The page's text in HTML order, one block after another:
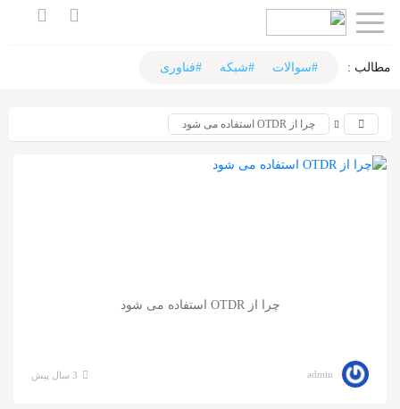
اشتراک
استفاده
از
خود
مطالب :‌ #سوالات #شبکه #فناوری
چرا از OTDR استفاده می شود
چرا از OTDR استفاده می شود
admin 3 سال پیش